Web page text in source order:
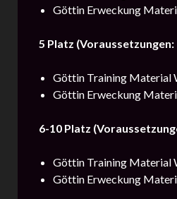
Göttin Erweckung
5 Platz (Voraussetzungen:
Göttin Training Material
Göttin Erweckung
6-10 Platz
Göttin Training Material
Göttin Erweckung